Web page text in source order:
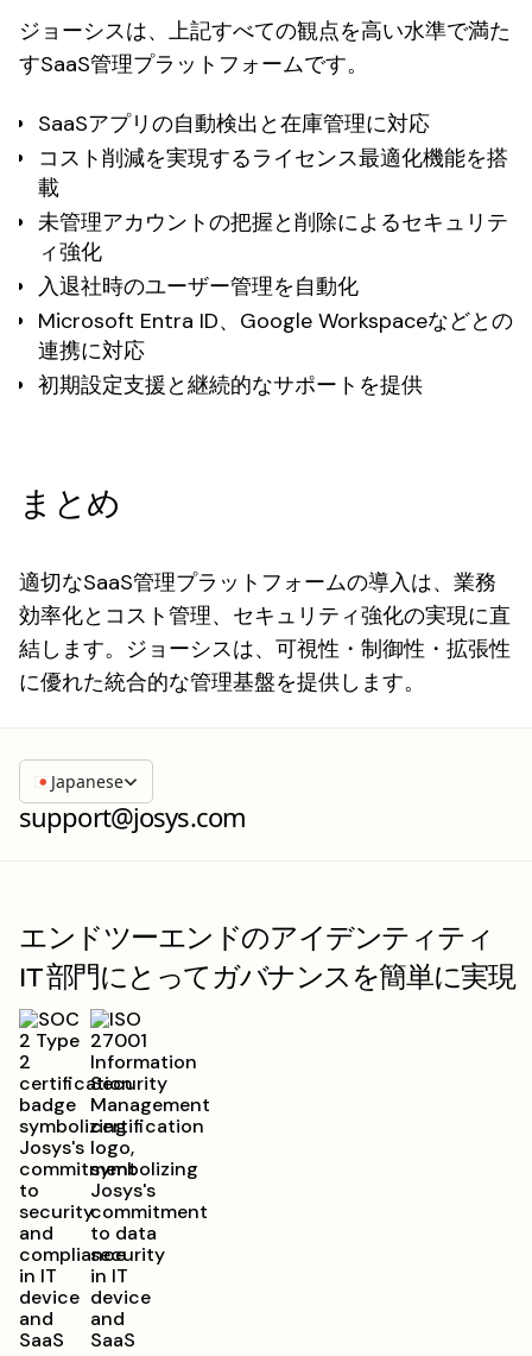
ジョーシスは、上記すべての観点を高い水準で満た
すSaaS管理プラットフォームです。
SaaSアプリの自動検出と在庫管理に対応
コスト削減を実現するライセンス最適化機能を搭
載
未管理アカウントの把握と削除によるセキュリテ
ィ強化
入退社時のユーザー管理を自動化
Microsoft Entra ID、Google Workspaceなどとの
連携に対応
初期設定支援と継続的なサポートを提供
まとめ
適切なSaaS管理プラットフォームの導入は、業務
効率化とコスト管理、セキュリティ強化の実現に直
結します。ジョーシスは、可視性・制御性・拡張性
に優れた統合的な管理基盤を提供します。
support@josys.com
Japanese
エンドツーエンドのアイデンティティ
IT 部門にとってガバナンスを簡単に実現